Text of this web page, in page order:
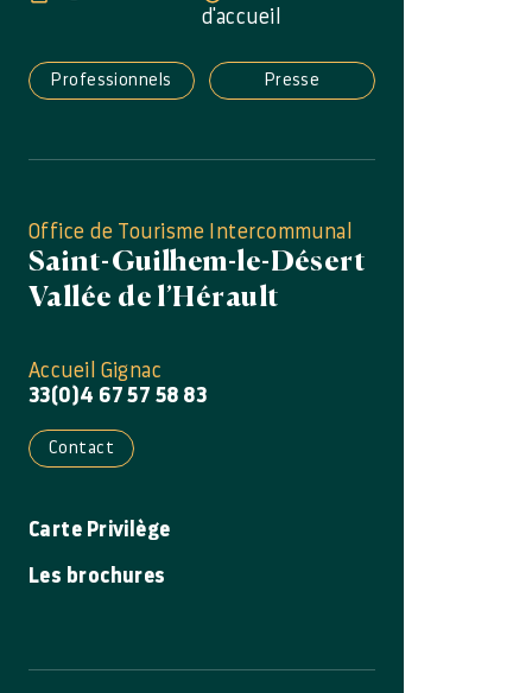
d'accueil
Professionnels Presse
Office de Tourisme Intercommunal
Saint-Guilhem-le-Désert
Vallée de l’Hérault
Accueil Gignac
33(0)4 67 57 58 83
Contact
Carte Privilège
Les brochures